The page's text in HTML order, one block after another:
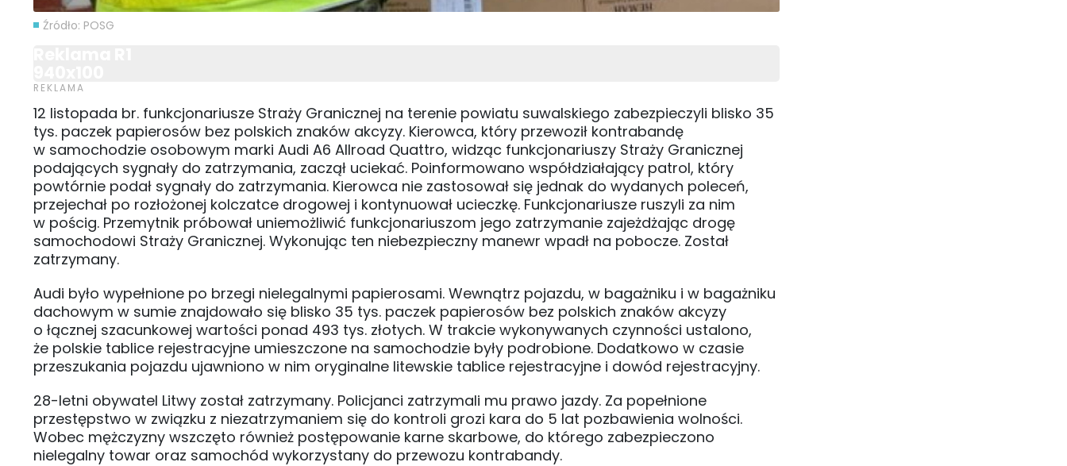
Źródło: POSG
12 listopada br. funkcjonariusze Straży Granicznej na terenie powiatu suwalskiego zabezpieczyli blisko 35
tys. paczek papierosów bez polskich znaków akcyzy. Kierowca, który przewoził kontrabandę
w samochodzie osobowym marki Audi A6 Allroad Quattro, widząc funkcjonariuszy Straży Granicznej
podających sygnały do zatrzymania, zaczął uciekać. Poinformowano współdziałający patrol, który
powtórnie podał sygnały do zatrzymania. Kierowca nie zastosował się jednak do wydanych poleceń,
przejechał po rozłożonej kolczatce drogowej i kontynuował ucieczkę. Funkcjonariusze ruszyli za nim
w pościg. Przemytnik próbował uniemożliwić funkcjonariuszom jego zatrzymanie zajeżdżając drogę
samochodowi Straży Granicznej. Wykonując ten niebezpieczny manewr wpadł na pobocze. Został
zatrzymany.
Audi było wypełnione po brzegi nielegalnymi papierosami. Wewnątrz pojazdu, w bagażniku i w bagażniku
dachowym w sumie znajdowało się blisko 35 tys. paczek papierosów bez polskich znaków akcyzy
o łącznej szacunkowej wartości ponad 493 tys. złotych. W trakcie wykonywanych czynności ustalono,
że polskie tablice rejestracyjne umieszczone na samochodzie były podrobione. Dodatkowo w czasie
przeszukania pojazdu ujawniono w nim oryginalne litewskie tablice rejestracyjne i dowód rejestracyjny.
28-letni obywatel Litwy został zatrzymany. Policjanci zatrzymali mu prawo jazdy. Za popełnione
przestępstwo w związku z niezatrzymaniem się do kontroli grozi kara do 5 lat pozbawienia wolności.
Wobec mężczyzny wszczęto również postępowanie karne skarbowe, do którego zabezpieczono
nielegalny towar oraz samochód wykorzystany do przewozu kontrabandy.